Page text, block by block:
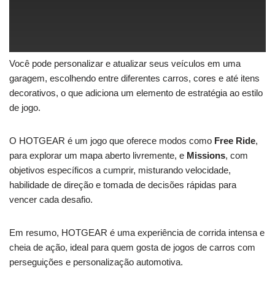
Você pode personalizar e atualizar seus veículos em uma
garagem, escolhendo entre diferentes carros, cores e até itens
decorativos, o que adiciona um elemento de estratégia ao estilo
de jogo.
O HOTGEAR é um jogo que oferece modos como Free Ride,
para explorar um mapa aberto livremente, e Missions, com
objetivos específicos a cumprir, misturando velocidade,
habilidade de direção e tomada de decisões rápidas para
vencer cada desafio.
Em resumo, HOTGEAR é uma experiência de corrida intensa e
cheia de ação, ideal para quem gosta de jogos de carros com
perseguições e personalização automotiva.